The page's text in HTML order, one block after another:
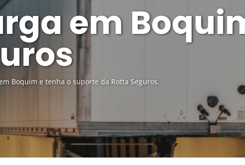
em
Boquim e tenha o suporte da Rotta Seguros.